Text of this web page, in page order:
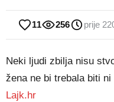
11 256 prije
Neki ljudi zbilja nisu
žena ne bi trebala biti
Lajk.hr